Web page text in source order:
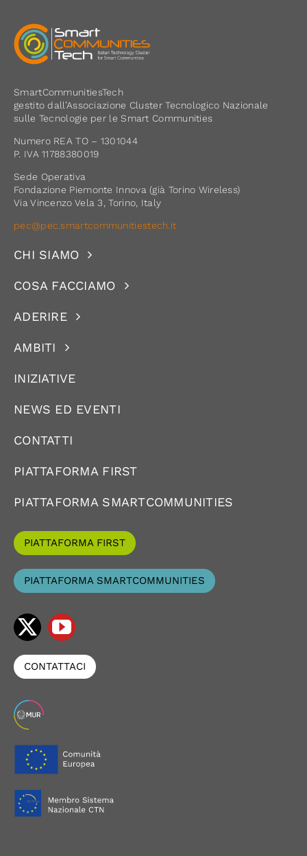
SmartCommunitiesTech
gestito dall’Associazione Cluster Tecnologico Nazionale
sulle Tecnologie per le Smart Communities
Numero REA TO – 1301044
P. IVA 11788380019
Sede Operativa
Fondazione Piemonte Innova (già Torino Wireless)
Via Vincenzo Vela 3, Torino, Italy
pec@pec.smartcommunitiestech.it
CHI SIAMO
COSA FACCIAMO
ADERIRE
AMBITI
INIZIATIVE
NEWS ED EVENTI
CONTATTI
PIATTAFORMA FIRST
PIATTAFORMA SMARTCOMMUNITIES
PIATTAFORMA FIRST
PIATTAFORMA SMARTCOMMUNITIES
CONTATTACI